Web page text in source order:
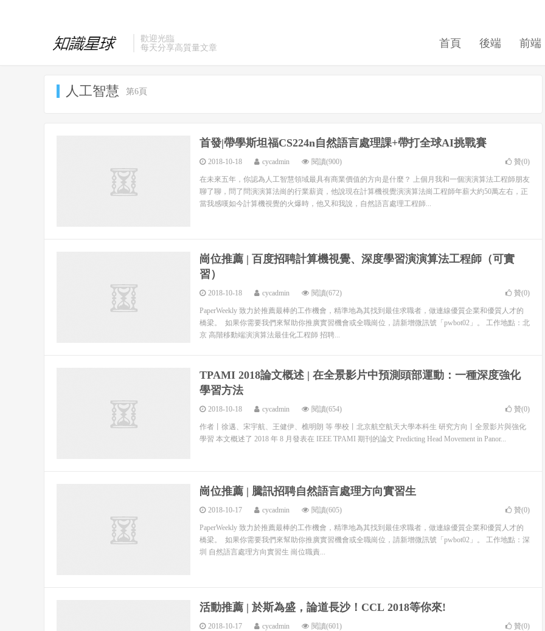
歡迎光臨
每天分享高質量文章
首頁 後端 前端
人工智慧 第6頁
首發|帶學斯坦福CS224n自然語言處理課+帶打全球AI挑戰賽
2018-10-18 cycadmin 閱讀(900) 贊(0)
在未來五年，你認為人工智慧領域最具有商業價值的方向是什麼？ 上個月我和一個演演算法工程師朋友
聊了聊，問了問演演算法崗的行業薪資，他說現在計算機視覺演演算法崗工程師年薪大約50萬左右，正
當我感嘆如今計算機視覺的火爆時，他又和我說，自然語言處理工程師...
崗位推薦 | 百度招聘計算機視覺、深度學習演演算法工程師（可實
習）
2018-10-18 cycadmin 閱讀(672) 贊(0)
PaperWeekly 致力於推薦最棒的工作機會，精準地為其找到最佳求職者，做連線優質企業和優質人才的
橋梁。 如果你需要我們來幫助你推廣實習機會或全職崗位，請新增微訊號「pwbot02」。 工作地點：北
京 高階移動端演演算法最佳化工程師 招聘...
TPAMI 2018論文概述 | 在全景影片中預測頭部運動：一種深度強化
學習方法
2018-10-18 cycadmin 閱讀(654) 贊(0)
作者丨徐邁、宋宇航、王健伊、樵明朗 等 學校丨北京航空航天大學本科生 研究方向丨全景影片與強化
學習 本文概述了 2018 年 8 月發表在 IEEE TPAMI 期刊的論文 Predicting Head Movement in Panor...
崗位推薦 | 騰訊招聘自然語言處理方向實習生
2018-10-17 cycadmin 閱讀(605) 贊(0)
PaperWeekly 致力於推薦最棒的工作機會，精準地為其找到最佳求職者，做連線優質企業和優質人才的
橋梁。 如果你需要我們來幫助你推廣實習機會或全職崗位，請新增微訊號「pwbot02」。 工作地點：深
圳 自然語言處理方向實習生 崗位職責...
活動推薦 | 於斯為盛，論道長沙！CCL 2018等你來!
2018-10-17 cycadmin 閱讀(601) 贊(0)